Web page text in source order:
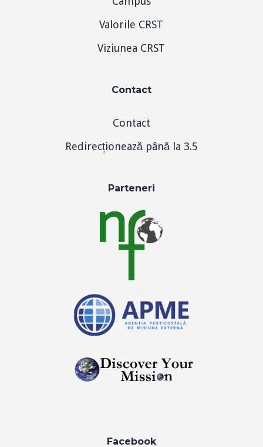
Valorile CRST
Viziunea CRST
Contact
Contact
Redirecționează până la 3.5
Parteneri
Facebook